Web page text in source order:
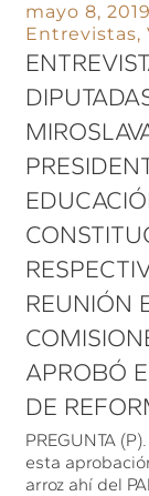
mayo 8, 2019
Entrevistas,
REUNIÓN
APROBÓ
DE
PREGUNTA
esta
arroz ahí del